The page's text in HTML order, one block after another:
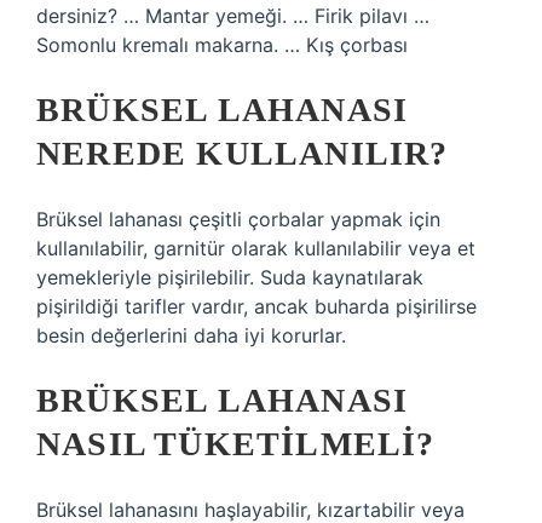
dersiniz? … Mantar yemeği. … Firik pilavı …
Somonlu kremalı makarna. … Kış çorbası
BRÜKSEL LAHANASI
NEREDE KULLANILIR?
Brüksel lahanası çeşitli çorbalar yapmak için
kullanılabilir, garnitür olarak kullanılabilir veya et
yemekleriyle pişirilebilir. Suda kaynatılarak
pişirildiği tarifler vardır, ancak buharda pişirilirse
besin değerlerini daha iyi korurlar.
BRÜKSEL LAHANASI
NASIL TÜKETILMELI?
Brüksel lahanasını haşlayabilir, kızartabilir veya